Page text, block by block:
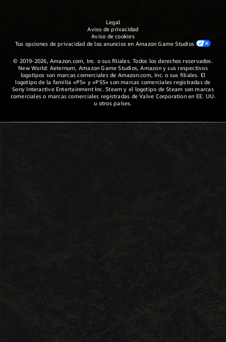
Legal
Aviso de privacidad
Aviso de cookies
Tus opciones de privacidad de los anuncios en Amazon Game Studios
© 2019-2026, Amazon.com, Inc. o sus filiales. Todos los derechos reservados.
New World: Aeternum, Amazon Game Studios, Amazon y sus respectivos
logotipos son marcas comerciales de Amazon.com, Inc. o sus filiales. El
logotipo de la familia «PS» y «PS5» son marcas comerciales registradas de
Sony Interactive Entertainment Inc. Steam y el logotipo de Steam son marcas
comerciales o marcas comerciales registradas de Valve Corporation en EE. UU.
u otros países.